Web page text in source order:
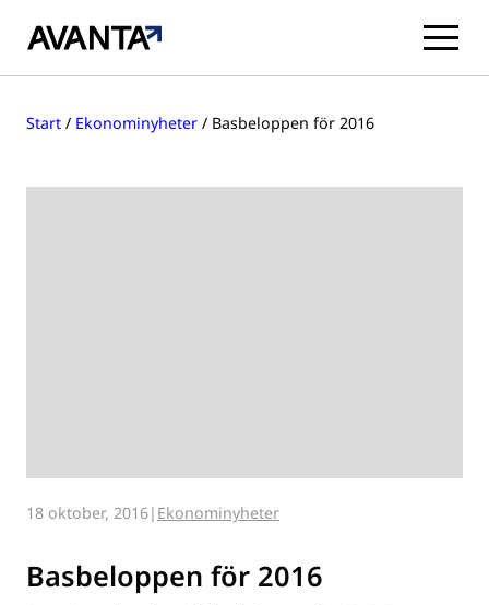
innehåll
Start / Ekonominyheter / Basbeloppen för 2016
18 oktober, 2016 Ekonominyheter
Basbeloppen för 2016